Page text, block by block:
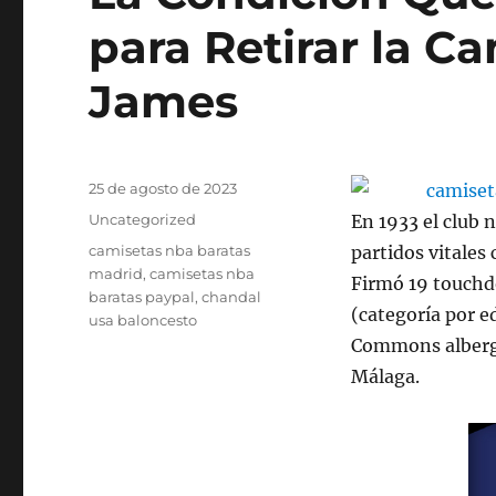
para Retirar la
James
En 1933 el club
partidos vitales
Firmó 19
(categoría por
Commons
Málaga.
Publicado
25 de agosto de 2023
Categorías
Uncategorized
Etiquetas
camisetas nba baratas
madrid,camisetas nba
baratas paypal,chandal
usa baloncesto